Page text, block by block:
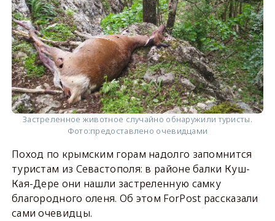
Застреленное животное случайно обнаружили туристы.
Фото:предоставлено очевидцами
Поход по крымским горам надолго запомнится
туристам из Севастополя: в районе балки Куш-
Кая-Дере они нашли застреленную самку
благородного оленя. Об этом ForPost рассказали
сами очевидцы.